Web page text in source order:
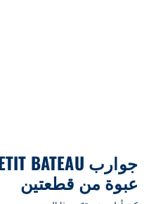
عبوة من قطعتين